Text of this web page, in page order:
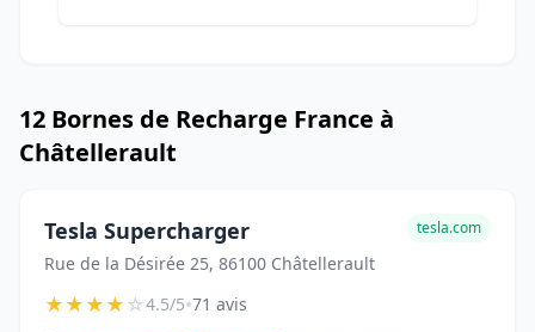
12 Bornes de Recharge France à
Châtellerault
Tesla Supercharger
Rue de la Désirée 25, 86100 Châtellerault
tesla.com
★★★★☆4.5/5•71 avis